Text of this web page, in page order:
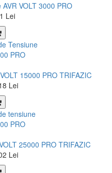
VOLT 3000 PRO
Lei
15000 PRO TRIFAZIC
Lei
25000 PRO TRIFAZIC
Lei